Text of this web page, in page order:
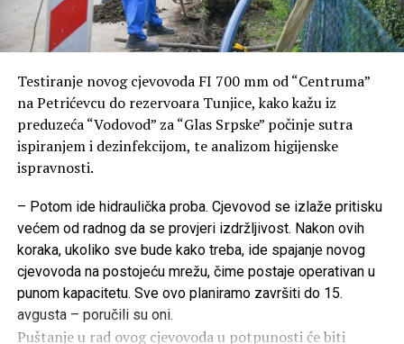
Testiranje novog cjevovoda FI 700 mm od “Centruma”
na Petrićevcu do rezervoara Tunjice, kako kažu iz
preduzeća “Vodovod” za “Glas Srpske” počinje sutra
ispiranjem i dezinfekcijom, te analizom higijenske
ispravnosti.
– Potom ide hidraulička proba. Cjevovod se izlaže pritisku
većem od radnog da se provjeri izdržljivost. Nakon ovih
koraka, ukoliko sve bude kako treba, ide spajanje novog
cjevovoda na postojeću mrežu, čime postaje operativan u
punom kapacitetu. Sve ovo planiramo završiti do 15.
avgusta – poručili su oni.
Puštanje u rad ovog cjevovoda u potpunosti će biti